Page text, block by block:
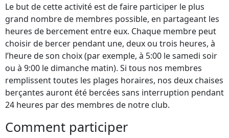
Le but de cette activité est de faire participer le plus
grand nombre de membres possible, en partageant les
heures de bercement entre eux. Chaque membre peut
choisir de bercer pendant une, deux ou trois heures, à
l’heure de son choix (par exemple, à 5:00 le samedi soir
ou à 9:00 le dimanche matin). Si tous nos membres
remplissent toutes les plages horaires, nos deux chaises
berçantes auront été bercées sans interruption pendant
24 heures par des membres de notre club.
Comment participer